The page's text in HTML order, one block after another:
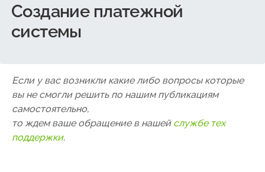
Создание платежной
системы
Если у вас возникли какие либо вопросы которые
вы не смогли решить по нашим публикациям
самостоятельно,
то ждем ваше обращение в нашей службе тех
поддержки.